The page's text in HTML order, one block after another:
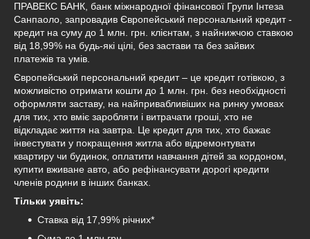
ПРАВЕКС БАНК, банк міжнародної фінансової Групи Інтеза
Санпаоло, запровадив Європейський персональний кредит -
кредит на суму до 1 млн. грн. клієнтам, з найнижчою ставкою
від 18,99% на будь-які цілі, без застави та без зайвих
платежів та умів.
Європейський персональний кредит – це кредит готівкою, з
можливістю отримати кошти до 1 млн. грн. без необхідності
оформляти заставу, на найпривабливіших на ринку умовах
для тих, хто вміє заробляти і витрачати гроші, хто не
відкладає життя на завтра. Це кредит для тих, хто бажає
інвестувати у покращення житла або відремонтувати
квартиру чи будинок, оплатити навчання дітей за кордоном,
купити вживане авто, або рефінансувати дорогі кредити
членів родини в інших банках.
Тільки уявіть:
Ставка від 17,99% річних*